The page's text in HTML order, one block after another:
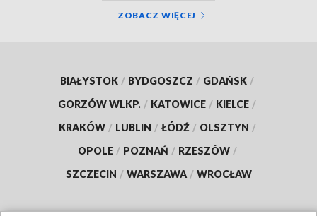
ZOBACZ WIĘCEJ
BIAŁYSTOK / BYDGOSZCZ / GDAŃSK /
GORZÓW WLKP. / KATOWICE / KIELCE /
KRAKÓW / LUBLIN / ŁÓDŹ / OLSZTYN /
OPOLE / POZNAŃ / RZESZÓW /
SZCZECIN / WARSZAWA / WROCŁAW